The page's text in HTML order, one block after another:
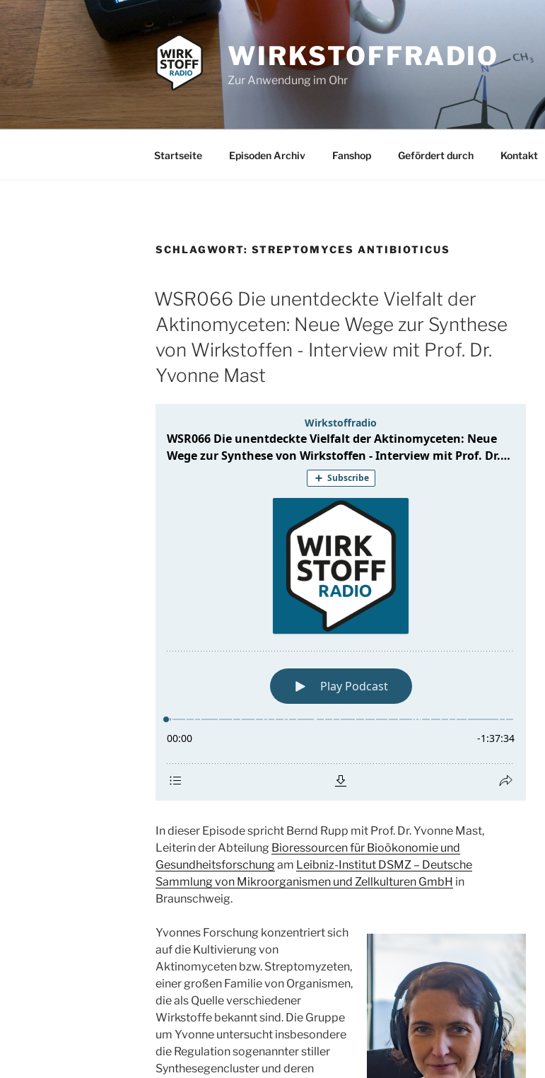
Zum
Inhalt
springen
WIRKSTOFFRADIO
Zur Anwendung im Ohr
Startseite Episoden Archiv Fanshop Gefördert durch Kontakt
SCHLAGWORT: STREPTOMYCES ANTIBIOTICUS
WSR066 Die unentdeckte Vielfalt der
Aktinomyceten: Neue Wege zur Synthese
von Wirkstoffen - Interview mit Prof. Dr.
Yvonne Mast
In dieser Episode spricht Bernd Rupp mit Prof. Dr. Yvonne Mast,
Leiterin der Abteilung Bioressourcen für Bioökonomie und
Gesundheitsforschungam Leibniz-Institut DSMZ – Deutsche
Sammlung von Mikroorganismen und Zellkulturen GmbH in
Braunschweig.
Yvonnes Forschung konzentriert sich
auf die Kultivierung von
Aktinomyceten bzw. Streptomyzeten,
einer großen Familie von Organismen,
die als Quelle verschiedener
Wirkstoffe bekannt sind. Die Gruppe
um Yvonne untersucht insbesondere
die Regulation sogenannter stiller
Synthesegencluster und deren